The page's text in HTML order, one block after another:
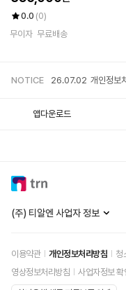
0.0 (0)
무이자 무료배송
NOTICE 26.07.02 개인정보
앱다운로드
(주) 티알엔 사업자 정보
이용약관 개인정보처리방침
청
영상정보처리방침
사업자정보 확